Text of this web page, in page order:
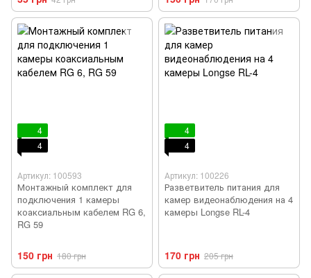
4
4
Артикул: 100593
Монтажный комплект для
подключения 1 камеры
коаксиальным кабелем RG 6,
RG 59
150 грн 180 грн
4
4
Артикул: 100226
Разветвитель питания для
камер видеонаблюдения на 4
камеры Longse RL-4
170 грн 205 грн